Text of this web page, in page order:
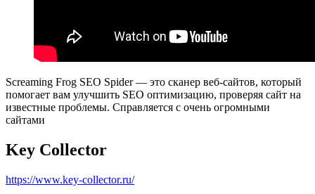
Screaming Frog SEO Spider — это сканер веб-сайтов, который
помогает вам улучшить SEO оптимизацию, проверяя сайт на
известные проблемы. Справляется с очень огромными
сайтами
Key Collector
https://www.key-collector.ru/